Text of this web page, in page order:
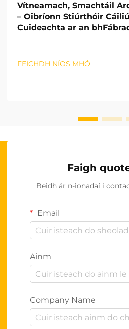
Vítneamach, Smachtáil
– Oibríonn Stiúrthóir
Cuideachta ar an
FEICHDH NÍOS MHÓ
Faigh
Beidh ár n-ionadaí i
Email
Ainm
Company Name